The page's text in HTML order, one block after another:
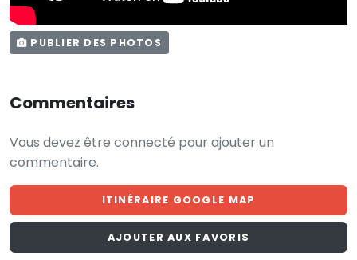
PUBLIER DES PHOTOS
Commentaires
Vous devez être connecté pour ajouter un
commentaire.
ITINÉRAIRE GOOGLE MAP
AJOUTER AUX FAVORIS